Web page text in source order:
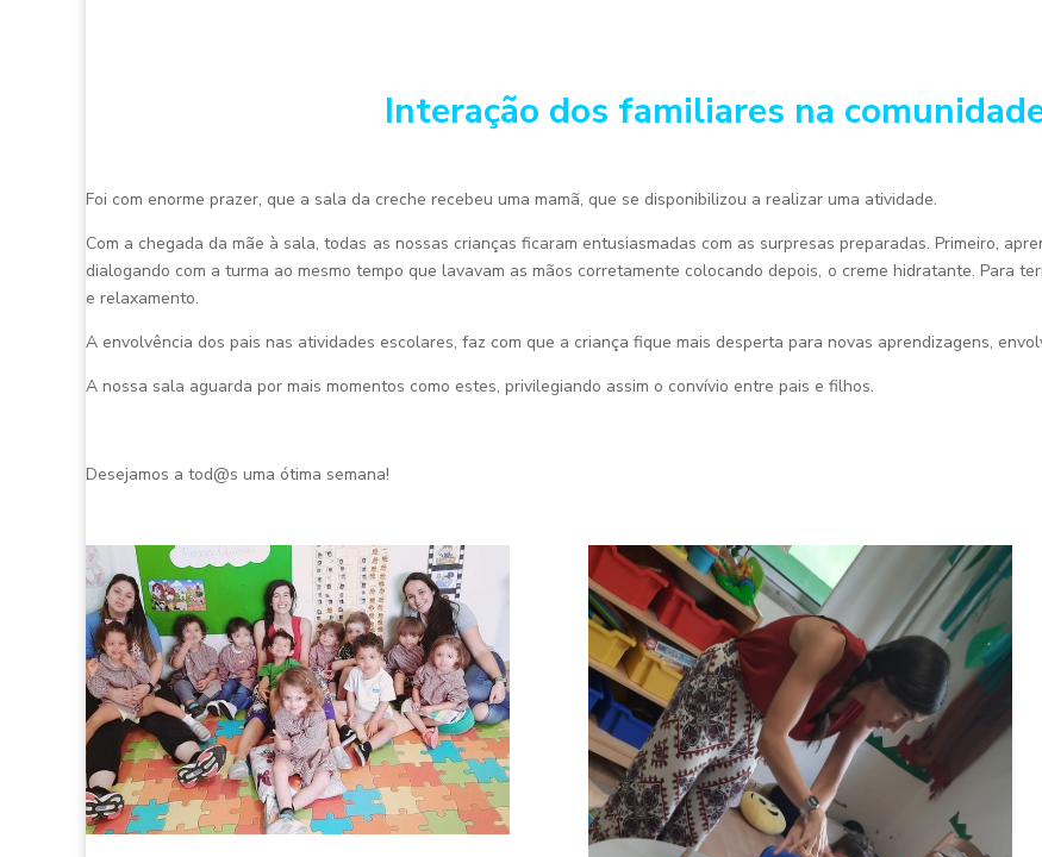
Interação dos familiares na
Foi com enorme prazer, que a sala da creche recebeu uma mamã, que se disponibilizou a realizar uma atividade.
Com a chegada da mãe à sala, todas as nossas crianças ficaram entusiasmadas com as surpresas preparadas. Primeiro,
dialogando com a turma ao mesmo tempo que lavavam as mãos corretamente colocando depois, o creme hidratante. Para
e relaxamento.
A envolvência dos pais nas atividades escolares, faz com que a criança fique mais desperta para novas aprendizagens,
A nossa sala aguarda por mais momentos como estes, privilegiando assim o convívio entre pais e filhos.
Desejamos a tod@s uma ótima semana!